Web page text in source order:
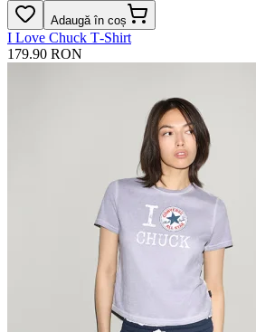
Adaugă în coș
I Love Chuck T‑Shirt
179.90 RON